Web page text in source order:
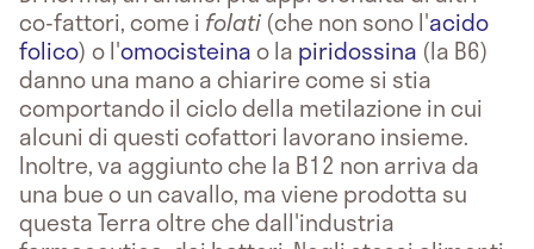
co-fattori, come i folati (che non sono l'acido
folico) o l'omocisteinao la piridossina (la B6)
danno una mano a chiarire come si stia
comportando il ciclo della metilazione in cui
alcuni di questi cofattori lavorano insieme.
Inoltre, va aggiunto che la B12 non arriva da
una bue o un cavallo, ma viene prodotta su
questa Terra oltre che dall'industria